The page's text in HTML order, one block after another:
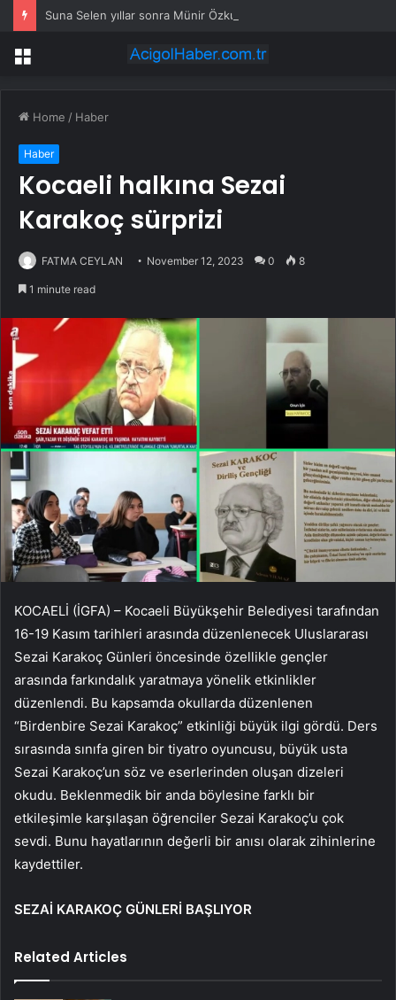
Menu
Home / Haber
Haber
Kocaeli halkına Sezai
Karakoç sürprizi
FATMA CEYLAN November 12, 2023 0 8
1 minute read
KOCAELİ (İGFA) – Kocaeli Büyükşehir Belediyesi tarafından
16-19 Kasım tarihleri ​​arasında düzenlenecek Uluslararası
Sezai Karakoç Günleri öncesinde özellikle gençler
arasında farkındalık yaratmaya yönelik etkinlikler
düzenlendi. Bu kapsamda okullarda düzenlenen
“Birdenbire Sezai Karakoç” etkinliği büyük ilgi gördü. Ders
sırasında sınıfa giren bir tiyatro oyuncusu, büyük usta
Sezai Karakoç’un söz ve eserlerinden oluşan dizeleri
okudu. Beklenmedik bir anda böylesine farklı bir
etkileşimle karşılaşan öğrenciler Sezai Karakoç’u çok
sevdi. Bunu hayatlarının değerli bir anısı olarak zihinlerine
kaydettiler.
SEZAİ KARAKOÇ GÜNLERİ BAŞLIYOR
Related Articles